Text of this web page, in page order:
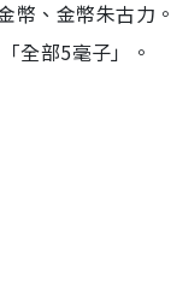
幣、金幣朱古力
全部5毫子」。